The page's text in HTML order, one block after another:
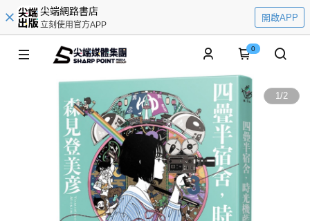
尖端網路書店
立刻使用官方APP
開啟APP
0
1/2